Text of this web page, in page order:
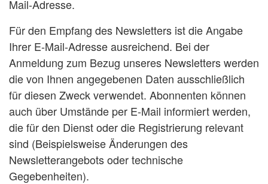
Mail-Adresse.
Für den Empfang des Newsletters ist die Angabe
Ihrer E-Mail-Adresse ausreichend. Bei der
Anmeldung zum Bezug unseres Newsletters werden
die von Ihnen angegebenen Daten ausschließlich
für diesen Zweck verwendet. Abonnenten können
auch über Umstände per E-Mail informiert werden,
die für den Dienst oder die Registrierung relevant
sind (Beispielsweise Änderungen des
Newsletterangebots oder technische
Gegebenheiten).